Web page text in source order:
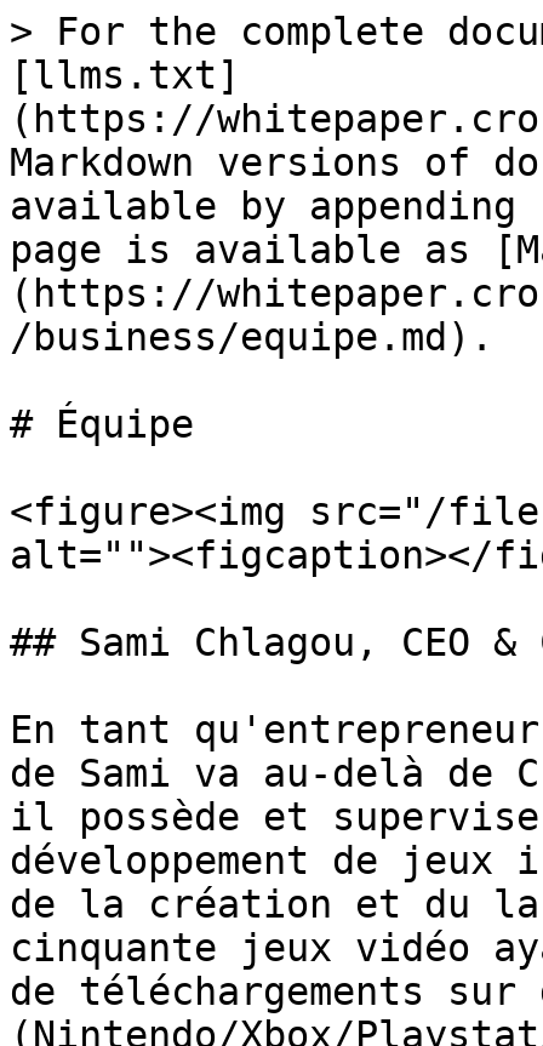
> For the complete
[llms.txt]
(https://
Markdown versions of
available by
page is available as
(https://
/business/equipe.md).
# Équipe
<figure><img src="/
alt=""><figcaption></
## Sami Chlagou, CEO &
En tant
de Sami va au-delà de
il possède et
développement de jeux
de la création et du
cinquante jeux vidéo
de téléchargements
(Nintendo/Xbox/